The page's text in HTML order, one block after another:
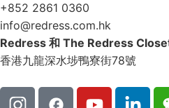
+852 2861 0360
info@redress.com.hk
Redress 和 The Redress
香港九龍深水埗鴨寮街78號